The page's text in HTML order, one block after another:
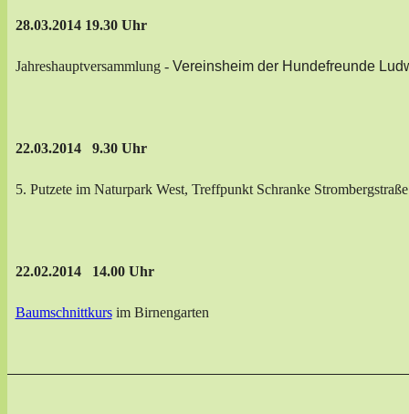
28.03.2014 19.30 Uhr
Jahreshauptversammlung - Vereinsheim der Hundefreunde
22.03.2014 9.30 Uhr
5. Putzete im Naturpark West, Treffpunkt Schranke Strombergstraße
22.02.2014 14.00 Uhr
Baumschnittkursim Birnengarten